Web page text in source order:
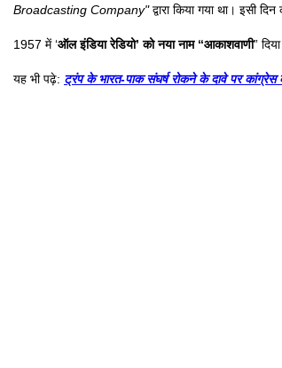
Broadcasting Company"द्वारा किया गया था। इसी
1957 में ‘ऑल इंडिया रेडियो’ को नया नाम “आकाशवाणी”
यह भी पढ़े: ट्रंप के भारत-पाक संघर्ष रोकने के दावे पर